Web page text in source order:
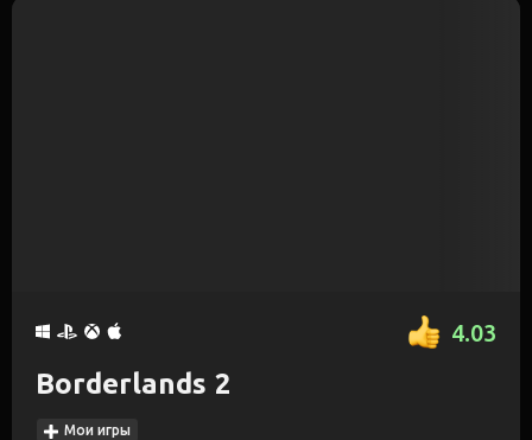
4.03
Borderlands 2
Мои игры